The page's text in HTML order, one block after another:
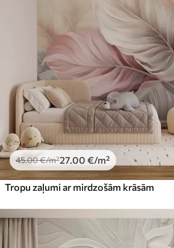
45.00€/m²27 .00 €/m²
Tropu zaļumi ar mirdzošām krāsām